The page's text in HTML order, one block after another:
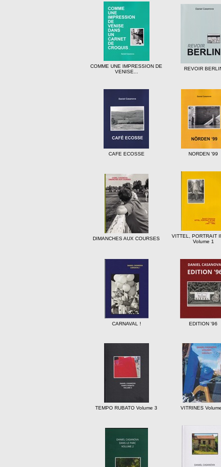
COMME UNE IMPRESSION DE
VENISE...
REVOIR
CAFE ECOSSE NORDEN '99
DIMANCHES AUX COURSES
VITTEL, PORTRAIT
Volume 1
CARNAVAL ! EDITION '96
TEMPO RUBATO Volume 3 VITRINES